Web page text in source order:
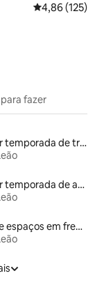
4,86 de uma
4,86 (125)
fazer
Aluguel por temporada de trailers
Aluguel por temporada de apart-hotéis
Aluguéis de espaços em frente à praia